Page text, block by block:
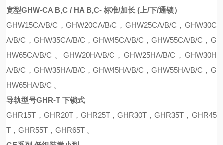
宽型GHW-CA B,C / HA B,C- 标准/加长 (上/下/通锁）
GHW15CA/B/C ，GHW20CA/B/C ， GHW25CA/B/C ， GHW30C
A/B/C ， GHW35CA/B/C ， GHW45CA/B/C ，GHW55CA/B/C ， G
HW65CA/B/C 。GHW20HA/B/C ， GHW25HA/B/C， GHW30H
A/B/C ， GHW35HA/B/C ， GHW45HA/B/C，GHW55HA/B/C ， G
HW65HA/B/C 。
导轨型号GHR-T 下锁式
GHR15T，GHR20T，GHR25T，GHR30T，GHR35T，GHR45
T，GHR55T，GHR65T 。